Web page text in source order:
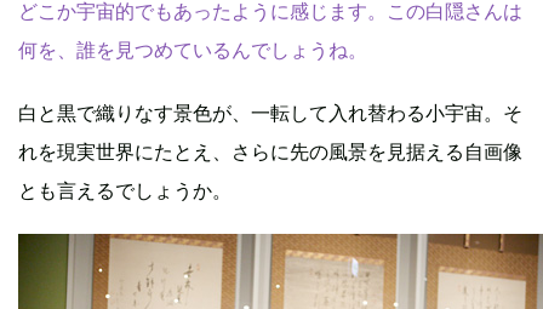
どこか宇宙的でもあったように感じます。この白隠さんは
何を、誰を見つめているんでしょうね。
白と黒で織りなす景色が、一転して入れ替わる小宇宙。そ
れを現実世界にたとえ、さらに先の風景を見据える自画像
とも言えるでしょうか。